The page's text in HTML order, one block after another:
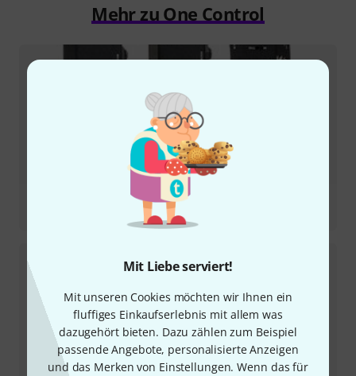
Mit Liebe serviert!
Mit unseren Cookies möchten wir Ihnen ein
fluffiges Einkaufserlebnis mit allem was
dazugehört bieten. Dazu zählen zum Beispiel
passende Angebote, personalisierte Anzeigen
und das Merken von Einstellungen. Wenn das für
Mehr zu One Control
Mosquito Blender Trail